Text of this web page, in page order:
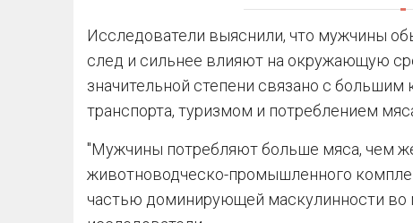
Исследователи выяснили, что мужчины
след и сильнее влияют на окружающую
значительной степени связано с
транспорта, туризмом и потреблением
"Мужчины потребляют больше мяса, чем
животноводческо-промышленного
частью доминирующей маскулинности во